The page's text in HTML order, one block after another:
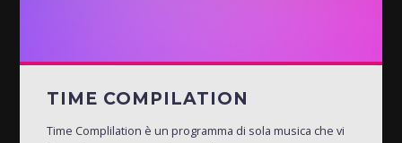
TIME COMPILATION
Time Complilation è un programma di sola musica che vi